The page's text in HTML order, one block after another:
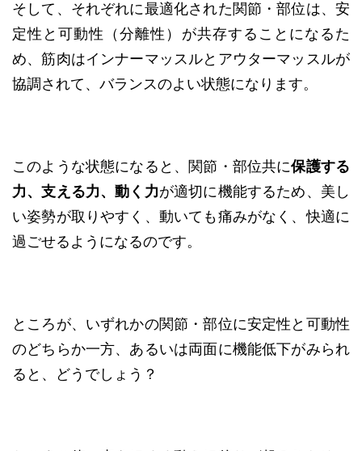
そして、それぞれに最適化された関節・部位は、安
定性と可動性（分離性）が共存することになるた
め、筋肉はインナーマッスルとアウターマッスルが
協調されて、バランスのよい状態になります。
このような状態になると、関節・部位共に保護する
力、支える力、動く力が適切に機能するため、美し
い姿勢が取りやすく、動いても痛みがなく、快適に
過ごせるようになるのです。
ところが、いずれかの関節・部位に安定性と可動性
のどちらか一方、あるいは両面に機能低下がみられ
ると、どうでしょう？